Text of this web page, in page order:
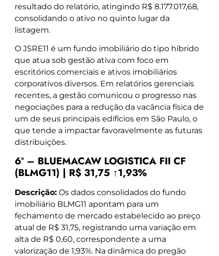
resultado do relatório, atingindo R$ 8.177.017,68,
consolidando o ativo no quinto lugar da
listagem.
O JSRE11 é um fundo imobiliário do tipo híbrido
que atua sob gestão ativa com foco em
escritórios comerciais e ativos imobiliários
corporativos diversos. Em relatórios gerenciais
recentes, a gestão comunicou o progresso nas
negociações para a redução da vacância física de
um de seus principais edifícios em São Paulo, o
que tende a impactar favoravelmente as futuras
distribuições.
6º – BLUEMACAW LOGISTICA FII CF
(BLMG11) | R$ 31,75 ↑1,93%
Descrição: Os dados consolidados do fundo
imobiliário BLMG11 apontam para um
fechamento de mercado estabelecido ao preço
atual de R$ 31,75, registrando uma variação em
alta de R$ 0,60, correspondente a uma
valorização de 1,93%. Na dinâmica do pregão